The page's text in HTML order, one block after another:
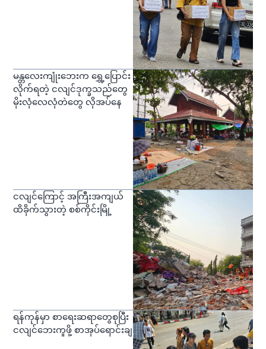
မန္တလေးကျုံးဘေးက ရွှေ့ပြောင်း
လိုက်ရတဲ့ ငလျင်ဒုက္ခသည်တွေ
မိုးလုံလေလုံတဲတွေ လိုအပ်နေ
ငလျင်ကြောင့် အကြီးအကျယ်
ထိခိုက်သွားတဲ့ စစ်ကိုင်းမြို့
ရန်ကုန်မှာ စာရေးဆရာတွေစုပြီး
ငလျင်ဘေးကူဖို့ စာအုပ်ရောင်းချ